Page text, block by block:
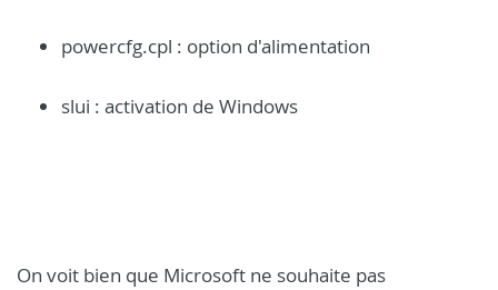
powercfg.cpl : option d'alimentation
slui : activation de Windows
On voit bien que Microsoft ne souhaite pas